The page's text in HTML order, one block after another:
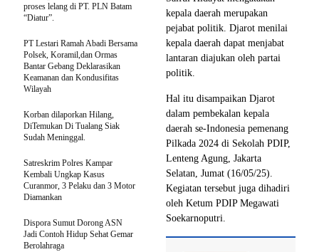
kepala daerah merupakan
pejabat politik. Djarot menilai
kepala daerah dapat menjabat
lantaran diajukan oleh partai
politik.
Hal itu disampaikan Djarot
dalam pembekalan kepala
daerah se-Indonesia pemenang
Pilkada 2024 di Sekolah PDIP,
Lenteng Agung, Jakarta
Selatan, Jumat (16/05/25).
Kegiatan tersebut juga dihadiri
oleh Ketum PDIP Megawati
Soekarnoputri.
proses lelang di PT. PLN Batam
“Diatur”.
PT Lestari Ramah Abadi Bersama
Polsek, Koramil,dan Ormas
Bantar Gebang Deklarasikan
Keamanan dan Kondusifitas
Wilayah
Korban dilaporkan Hilang,
DiTemukan Di Tualang Siak
Sudah Meninggal.
Satreskrim Polres Kampar
Kembali Ungkap Kasus
Curanmor, 3 Pelaku dan 3 Motor
Diamankan
Dispora Sumut Dorong ASN
Jadi Contoh Hidup Sehat Gemar
Berolahraga